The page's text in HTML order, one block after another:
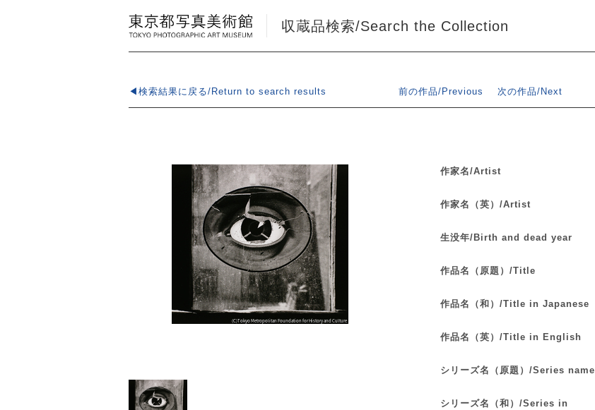
収蔵品検索/Search the Collection
◀検索結果に戻る/Return to search results 前の作品/Previous 次の作品/Next
作家名/Artist
作家名（英）/Artist
生没年/Birth and dead year
作品名（原題）/Title
作品名（和）/Title in Japanese
作品名（英）/Title in English
シリーズ名（原題）/Series name
シリーズ名（和）/Series in